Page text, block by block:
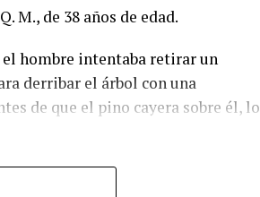
de 38 años de edad.
hombre intentaba retirar un
derribar el árbol con una
de que el pino cayera sobre él, lo
en el sitio del accidente y